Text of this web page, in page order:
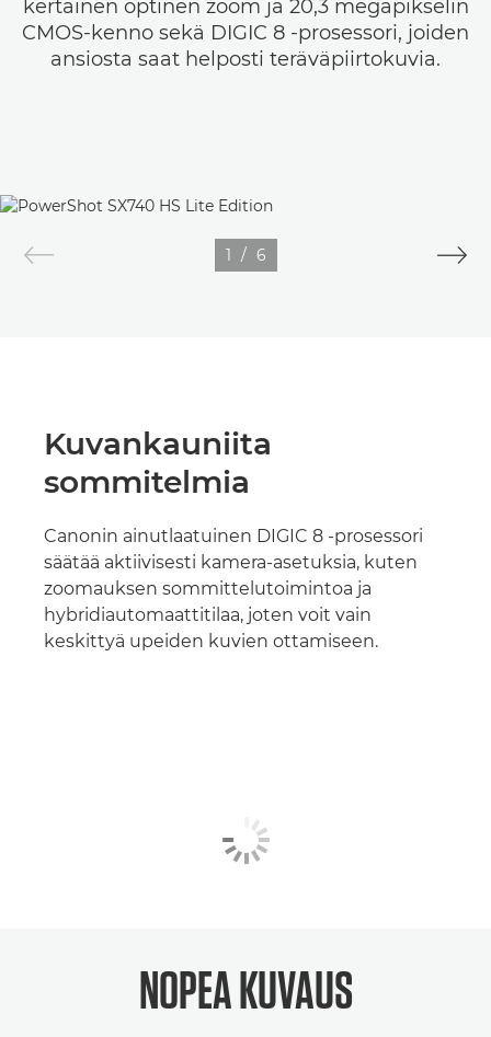
kertainen optinen zoom ja 20,3 megapikselin
CMOS-kenno sekä DIGIC 8 -prosessori, joiden
ansiosta saat helposti teräväpiirtokuvia.
1 / 6
Kuvankauniita
sommitelmia
Canonin ainutlaatuinen DIGIC 8 -prosessori
säätää aktiivisesti kamera-asetuksia, kuten
zoomauksen sommittelutoimintoa ja
hybridiautomaattitilaa, joten voit vain
keskittyä upeiden kuvien ottamiseen.
NOPEA KUVAUS